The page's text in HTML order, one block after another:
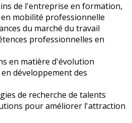
de l'entreprise en formation,
mobilité professionnelle
du marché du travail
professionnelles en
en matière d'évolution
développement des
de recherche de talents
pour améliorer l'attraction